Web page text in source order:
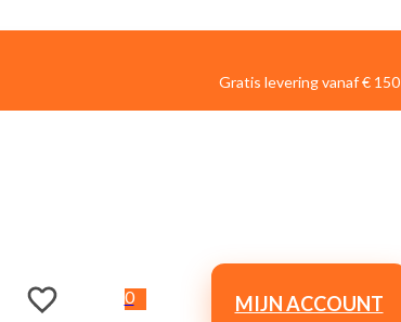
Gratis levering vanaf € 150
0 MIJN ACCOUNT